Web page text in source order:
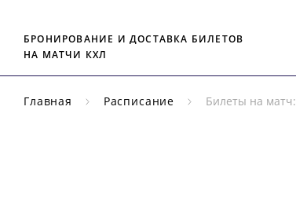
БРОНИРОВАНИЕ И ДОСТАВКА БИЛЕТОВ
НА МАТЧИ КХЛ
Главная Расписание Билеты на матч: